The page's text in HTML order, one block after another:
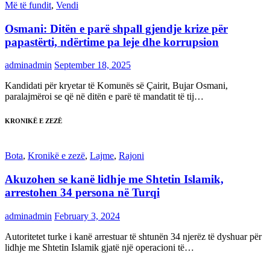
Më të fundit, Vendi
Osmani: Ditën e parë shpall gjendje krize për
papastërti, ndërtime pa leje dhe korrupsion
adminadmin September 18, 2025
Kandidati për kryetar të Komunës së Çairit, Bujar Osmani,
paralajmëroi se që në ditën e parë të mandatit të tij…
KRONIKË E ZEZË
Bota, Kronikë e zezë, Lajme, Rajoni
Akuzohen se kanë lidhje me Shtetin Islamik,
arrestohen 34 persona në Turqi
adminadmin February 3, 2024
Autoritetet turke i kanë arrestuar të shtunën 34 njerëz të dyshuar për
lidhje me Shtetin Islamik gjatë një operacioni të…